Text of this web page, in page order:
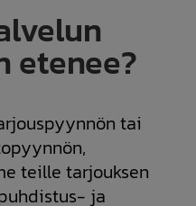
etenee?
tai
teille tarjouksen
ja